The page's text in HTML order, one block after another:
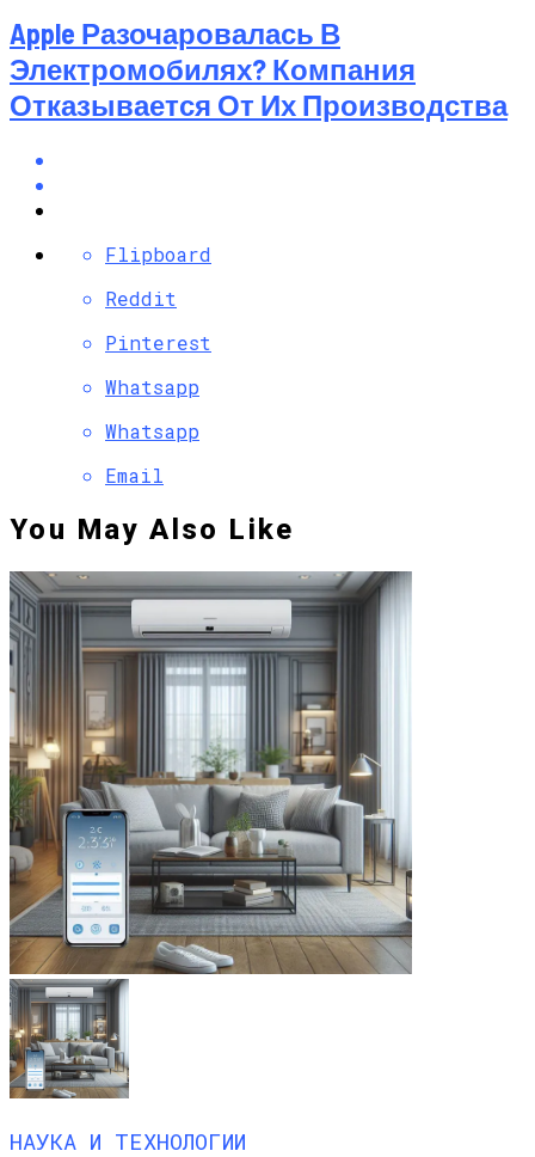
Apple Разочаровалась В
Электромобилях? Компания
Отказывается От Их Производства
Flipboard
Reddit
Pinterest
Whatsapp
Whatsapp
Email
You May Also Like
НАУКА И ТЕХНОЛОГИИ